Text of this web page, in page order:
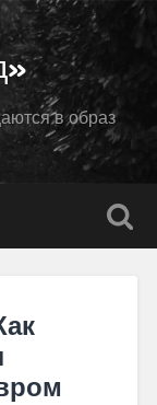
в образ